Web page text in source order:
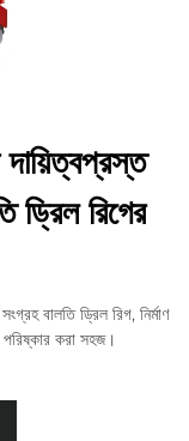
ড্রিল রিগের
বালতি ড্রিল রিগ, নির্মাণ
করা সহজ।